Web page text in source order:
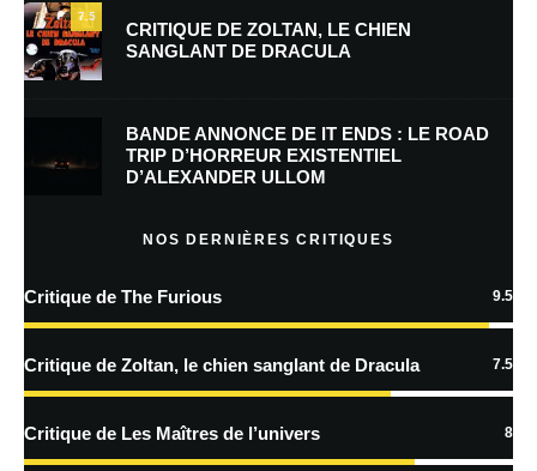
Enregistrer mon nom, mon e-mail et mon site dans le navigateur pour
mon prochain commentaire.
Prévenez-moi de tous les nouveaux commentaires par e-mail.
En savoir
traitées
7.5
CRITIQUE DE ZOLTAN, LE CHIEN
SANGLANT DE DRACULA
BANDE ANNONCE DE IT ENDS : LE ROAD
TRIP D’HORREUR EXISTENTIEL
D’ALEXANDER ULLOM
NOS DERNIÈRES CRITIQUES
Critique de The Furious 9.5
Critique de Zoltan, le chien sanglant de Dracula 7.5
Critique de Les Maîtres de l’univers 8